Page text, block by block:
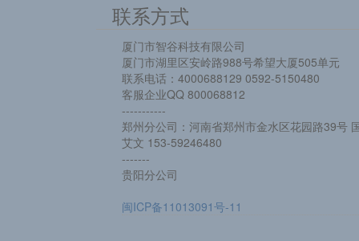
联系方式
厦门市智谷科技有限公司
厦门市湖里区安岭路988号希望大厦505单元
联系电话：4000688129 0592-5150480
客服企业QQ 800068812
-----------
郑州分公司：河南省郑州市金水区花园路39号
艾文 153-59246480
-------
贵阳分公司
闽ICP备11013091号-11